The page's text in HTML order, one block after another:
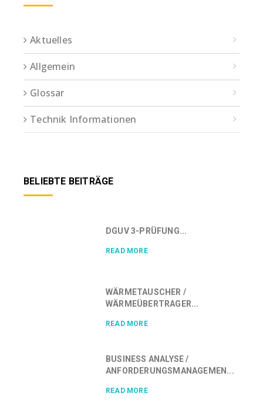
Aktuelles
Allgemein
Glossar
Technik Informationen
BELIEBTE BEITRÄGE
DGUV 3-PRÜFUNG...
READ MORE
WÄRMETAUSCHER /
WÄRMEÜBERTRAGER...
READ MORE
BUSINESS ANALYSE /
ANFORDERUNGSMANAGEMEN...
READ MORE